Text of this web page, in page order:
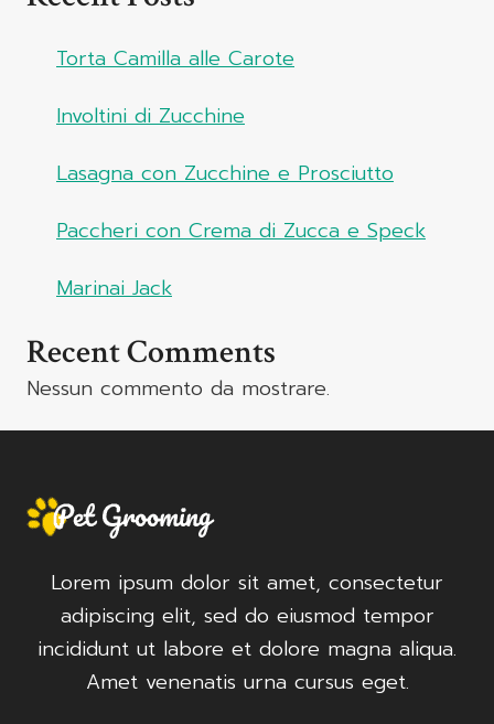
Torta Camilla alle Carote
Involtini di Zucchine
Lasagna con Zucchine e Prosciutto
Paccheri con Crema di Zucca e Speck
Marinai Jack
Recent Comments
Nessun commento da mostrare.
Lorem ipsum dolor sit amet, consectetur
adipiscing elit, sed do eiusmod tempor
incididunt ut labore et dolore magna aliqua.
Amet venenatis urna cursus eget.